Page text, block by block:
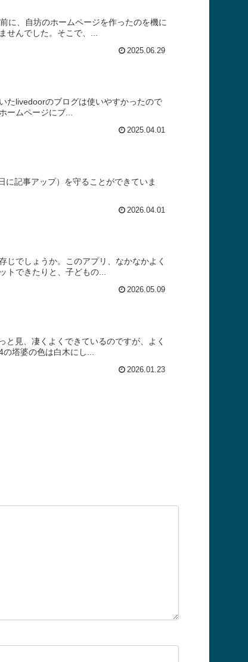
に、自坊のホームページを作ったのを機に
んでした。そこで、...
2025.06.29
たlivedoorのブログは使いやすかったので
ームページにブ...
2025.04.01
記事アップ）を守ることができていま
2026.04.01
でしょうか。このアプリ、なかなかよく
トできたりと、子どもの...
2026.05.09
見、凄くよくできているのですが、よく
塔婆の色は白木にし...
2026.01.23